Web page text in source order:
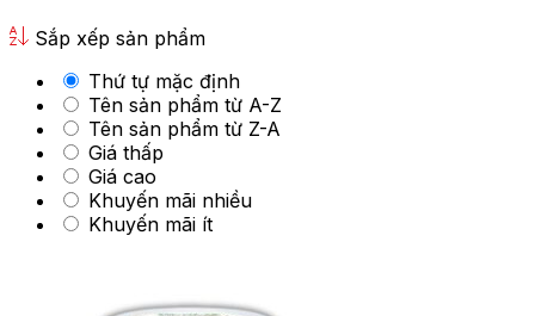
Sắp xếp sản phẩm
Thứ tự mặc định
Tên sản phẩm từ A-Z
Tên sản phẩm từ Z-A
Giá thấp
Giá cao
Khuyến mãi nhiều
Khuyến mãi ít